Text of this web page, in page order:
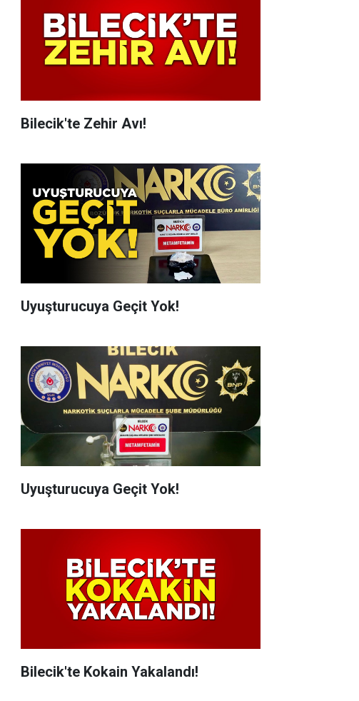
Bilecik'te Zehir Avı!
Uyuşturucuya Geçit Yok!
Uyuşturucuya Geçit Yok!
Bilecik'te Kokain Yakalandı!